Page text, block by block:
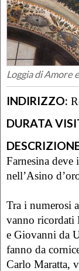
Loggia di Amore
INDIRIZZO:
DURATA
Farnesina
nell’Asino
Tra i numerosi
vanno ricordati
e Giovanni da
fanno da
Carlo Maratta,